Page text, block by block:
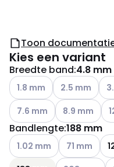
Toon
Kies een variant
Breedte band:4.8 mm
Andere varianten
1.8 mm Andere
2.5 mm
Andere varianten
7.6 mm Andere
8.9 mm
Bandlengte:188 mm
Andere varianten
1.02 mm Andere
71 mm
Andere